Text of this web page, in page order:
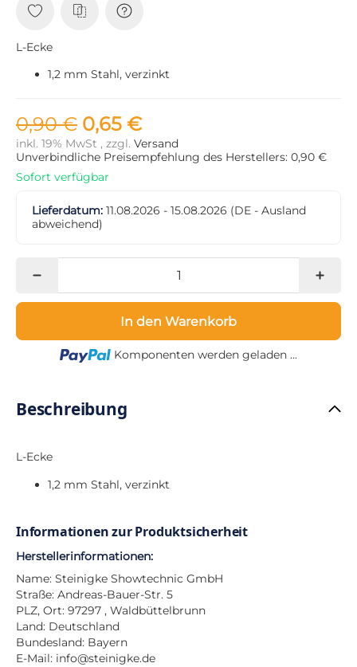
L-Ecke
1,2 mm Stahl, verzinkt
0,90 € 0,65 €
inkl. 19% MwSt , zzgl. Versand
Unverbindliche Preisempfehlung des Herstellers: 0,90 €
Sofort verfügbar
Lieferdatum: 11.08.2026 - 15.08.2026 (DE - Ausland
abweichend)
In den Warenkorb
Loading...
Komponenten werden geladen ...
Beschreibung
L-Ecke
1,2 mm Stahl, verzinkt
Informationen zur Produktsicherheit
Herstellerinformationen:
Name: Steinigke Showtechnic GmbH
Straße: Andreas-Bauer-Str. 5
PLZ, Ort: 97297 , Waldbüttelbrunn
Land: Deutschland
Bundesland: Bayern
E-Mail: info@steinigke.de